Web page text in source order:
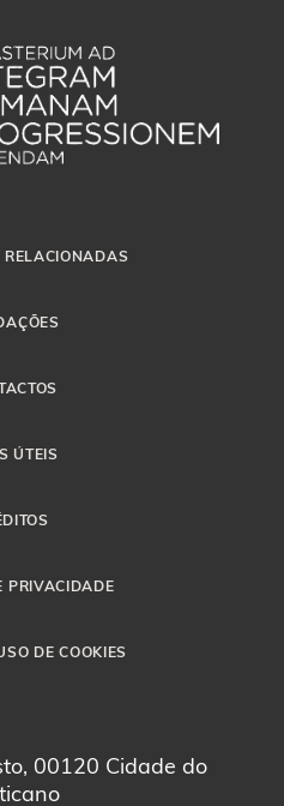
RELACIONADAS
ÚTEIS
PRIVACIDADE
DE COOKIES
00120 Cidade do